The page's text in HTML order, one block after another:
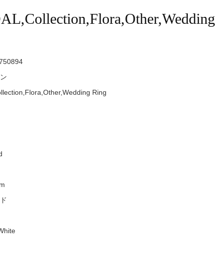
Ring